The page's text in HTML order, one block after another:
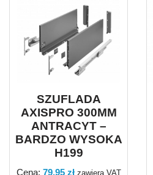
SZUFLADA
AXISPRO 300MM
ANTRACYT –
BARDZO WYSOKA
H199
Cena: 79.95 zł zawiera VAT